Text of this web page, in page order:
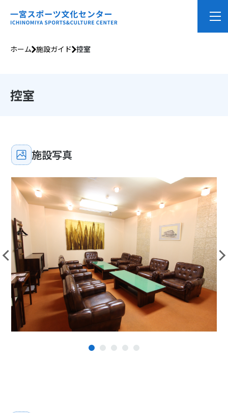
ホーム 施設ガイド 控室
控室
施設写真
1